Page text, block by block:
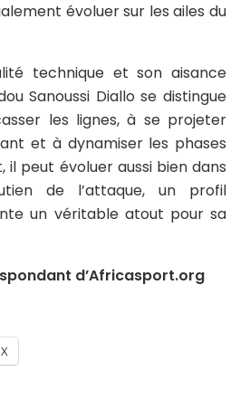
évoluer sur les ailes du
technique et son aisance
Sanoussi Diallo se distingue
les lignes, à se projeter
et à dynamiser les phases
il peut évoluer aussi bien dans
de l’attaque, un profil
un véritable atout pour sa
d’Africasport.org
X